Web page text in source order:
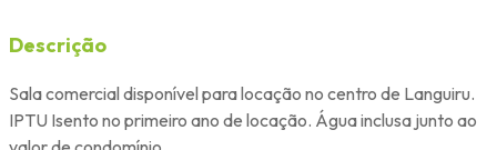
Descrição
Sala comercial disponível para locação no centro de Languiru.
IPTU Isento no primeiro ano de locação. Água inclusa junto ao